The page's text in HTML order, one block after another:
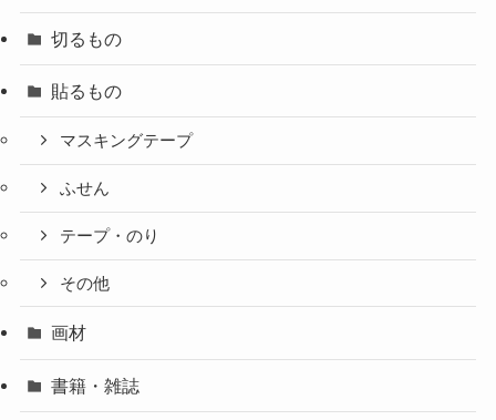
切るもの
貼るもの
マスキングテープ
ふせん
テープ・のり
その他
画材
書籍・雑誌